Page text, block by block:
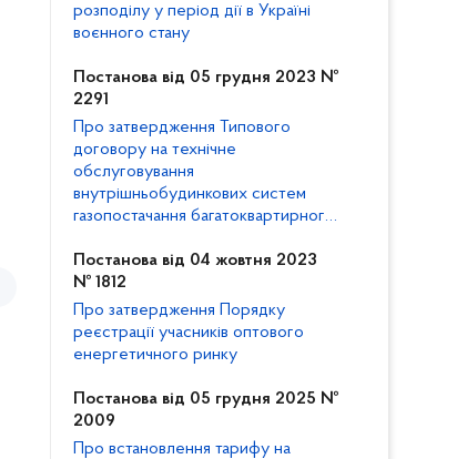
розподілу у період дії в Україні
воєнного стану
Постанова від 05 грудня 2023 №
2291
Про затвердження Типового
договору на технічне
обслуговування
внутрішньобудинкових систем
газопостачання багатоквартирного
Кодексу газорозподільних систем
Постанова від 04 жовтня 2023
№ 1812
Про затвердження Порядку
реєстрації учасників оптового
енергетичного ринку
Постанова від 05 грудня 2025 №
2009
Про встановлення тарифу на